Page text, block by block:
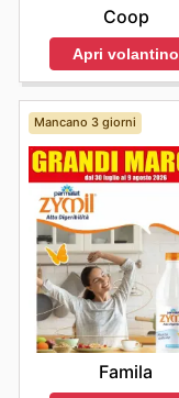
Coop
Apri volantino
Mancano 3 giorni
Famila